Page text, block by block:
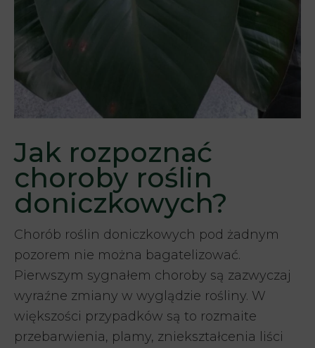
Jak rozpoznać
choroby roślin
doniczkowych?
Chorób roślin doniczkowych pod żadnym
pozorem nie można bagatelizować.
Pierwszym sygnałem choroby są zazwyczaj
wyraźne zmiany w wyglądzie rośliny. W
większości przypadków są to rozmaite
przebarwienia, plamy, zniekształcenia liści